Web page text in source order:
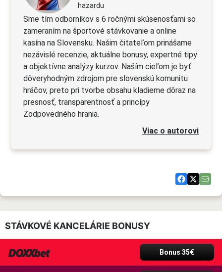
hazardu
Sme tím odborníkov s 6 ročnými skúsenosťami so
zameraním na športové stávkovanie a online
kasína na Slovensku. Našim čitateľom prinášame
nezávislé recenzie, aktuálne bonusy, expertné tipy
a objektívne analýzy kurzov. Naším cieľom je byť
dôveryhodným zdrojom pre slovenskú komunitu
hráčov, preto pri tvorbe obsahu kladieme dôraz na
presnosť, transparentnosť a princípy
Zodpovedného hrania.
Viac o autorovi
STÁVKOVÉ KANCELÁRIE BONUSY
Bonus 35€